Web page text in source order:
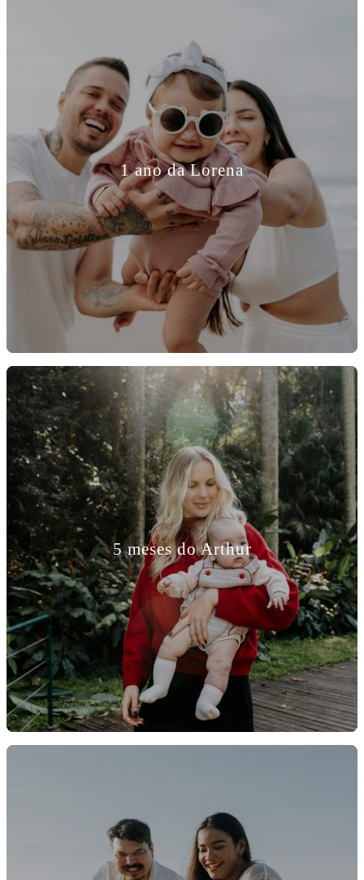
1 ano da Lorena
5 meses do Arthur